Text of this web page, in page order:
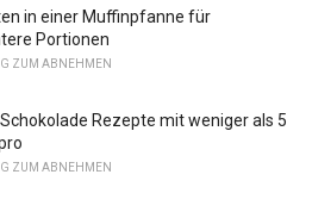
in einer Muffinpfanne für
Portionen
ZUM ABNEHMEN
Rezepte mit weniger als 5
ZUM ABNEHMEN